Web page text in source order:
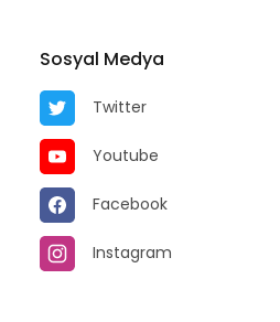
Sosyal Medya
Twitter
Youtube
Facebook
Instagram